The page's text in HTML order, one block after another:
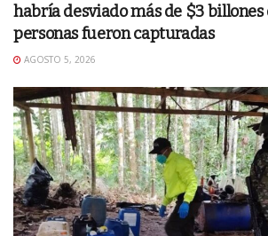
habría desviado más de $3 billones
personas fueron capturadas
AGOSTO 5, 2026